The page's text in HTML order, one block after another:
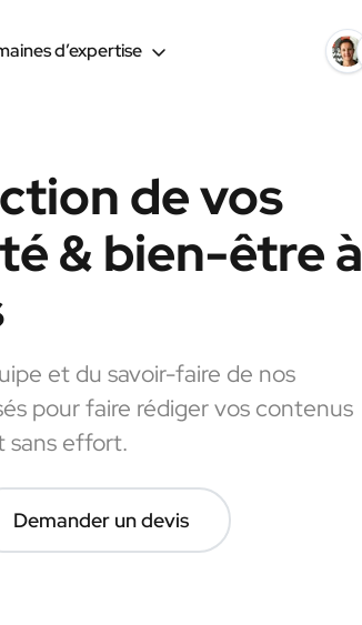
d’expertise
de vos
& bien-être à
et du savoir-faire de nos
pour faire rédiger vos contenus
sans effort.
Demander un devis